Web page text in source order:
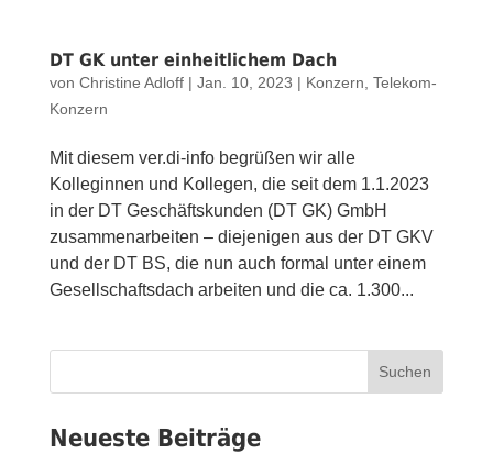
DT GK unter einheitlichem Dach
von Christine Adloff| Jan. 10, 2023 | Konzern, Telekom-
Konzern
Mit diesem ver.di-info begrüßen wir alle
Kolleginnen und Kollegen, die seit dem 1.1.2023
in der DT Geschäftskunden (DT GK) GmbH
zusammenarbeiten – diejenigen aus der DT GKV
und der DT BS, die nun auch formal unter einem
Gesellschaftsdach arbeiten und die ca. 1.300...
Suchen
Neueste Beiträge